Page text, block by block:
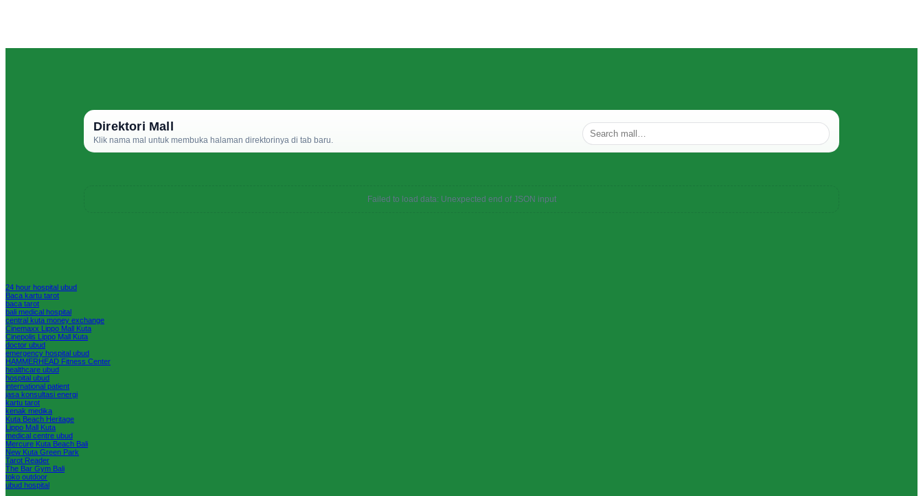
Direktori Mall
Klik nama mal untuk membuka halaman direktorinya di tab baru.
Failed to load data: Unexpected end of JSON input
24 hour hospital ubud
Baca kartu tarot
baca tarot
bali medical hospital
central kuta money exchange
Cinemaxx Lippo Mall Kuta
Cinepolis Lippo Mall Kuta
doctor ubud
emergency hospital ubud
HAMMERHEAD Fitness Center
healthcare ubud
hospital ubud
international patient
jasa konsultasi energi
kartu tarot
kenak medika
Kuta Beach Heritage
Lippo Mall Kuta
medical centre ubud
Mercure Kuta Beach Bali
New Kuta Green Park
Tarot Reader
The Bar Gym Bali
toko outdoor
ubud hospital